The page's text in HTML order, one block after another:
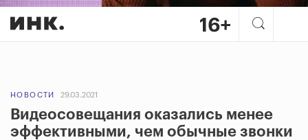
НОВОСТИ 29.03.2021
Видеосовещания оказались менее
эффективными, чем обычные звонки